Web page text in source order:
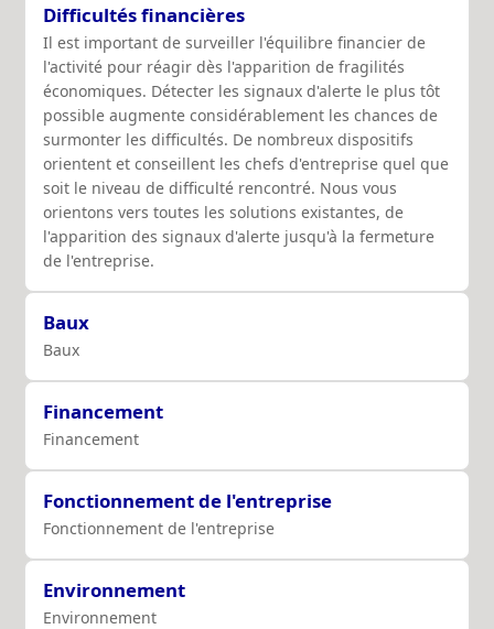
Difficultés financières
Il est important de surveiller l'équilibre financier de
l'activité pour réagir dès l'apparition de fragilités
économiques. Détecter les signaux d'alerte le plus tôt
possible augmente considérablement les chances de
surmonter les difficultés. De nombreux dispositifs
orientent et conseillent les chefs d'entreprise quel que
soit le niveau de difficulté rencontré. Nous vous
orientons vers toutes les solutions existantes, de
l'apparition des signaux d'alerte jusqu'à la fermeture
de l'entreprise.
Baux
Baux
Financement
Financement
Fonctionnement de l'entreprise
Fonctionnement de l'entreprise
Environnement
Environnement